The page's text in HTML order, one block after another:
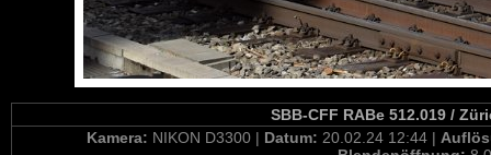
SBB-CFF RABe 512.019 /
Kamera: NIKON D3300 | Datum: 20.02.24 12:44 |